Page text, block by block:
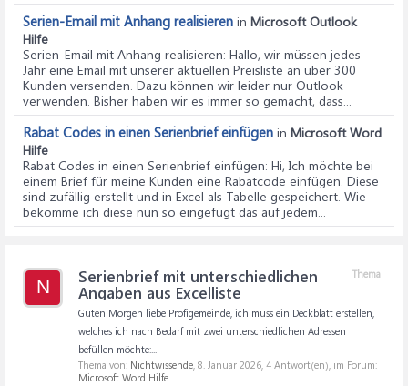
Serien-Email mit Anhang realisieren in Microsoft Outlook
Hilfe
Serien-Email mit Anhang realisieren: Hallo, wir müssen jedes
Jahr eine Email mit unserer aktuellen Preisliste an über 300
Kunden versenden. Dazu können wir leider nur Outlook
verwenden. Bisher haben wir es immer so gemacht, dass...
Rabat Codes in einen Serienbrief einfügen in Microsoft Word
Hilfe
Rabat Codes in einen Serienbrief einfügen: Hi, Ich möchte bei
einem Brief für meine Kunden eine Rabatcode einfügen. Diese
sind zufällig erstellt und in Excel als Tabelle gespeichert. Wie
bekomme ich diese nun so eingefügt das auf jedem...
N
Thema
Serienbrief mit unterschiedlichen
Angaben aus Excelliste
Guten Morgen liebe Profigemeinde, ich muss ein Deckblatt erstellen,
welches ich nach Bedarf mit zwei unterschiedlichen Adressen
befüllen möchte:...
Thema von: Nichtwissende, 8. Januar 2026, 4 Antwort(en), im Forum:
Microsoft Word Hilfe